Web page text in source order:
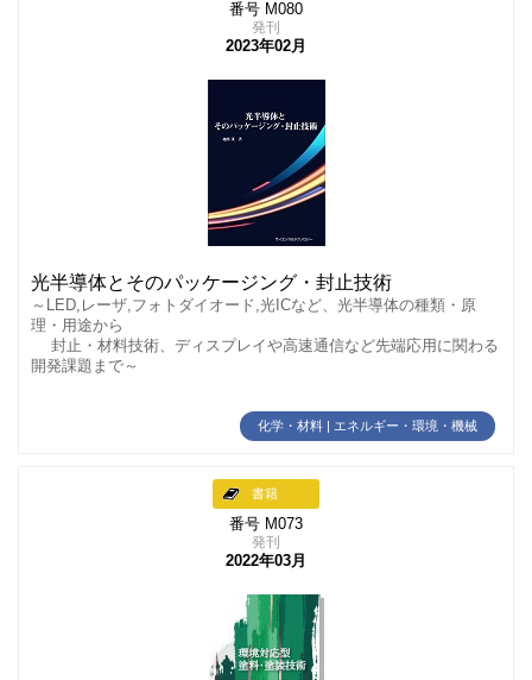
番号 M080
発刊
2023年02月
光半導体とそのパッケージング・封止技術
～LED,レーザ,フォトダイオード,光ICなど、光半導体の種類・原
理・用途から
封止・材料技術、ディスプレイや高速通信など先端応用に関わる
開発課題まで～
化学・材料 | エネルギー・環境・機械
書籍
番号 M073
発刊
2022年03月